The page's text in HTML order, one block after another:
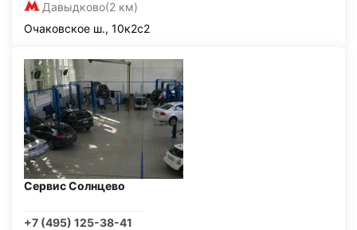
Давыдково(2 км)
Очаковское ш., 10к2с2
Сервис Солнцево
+7 (495) 125-38-41